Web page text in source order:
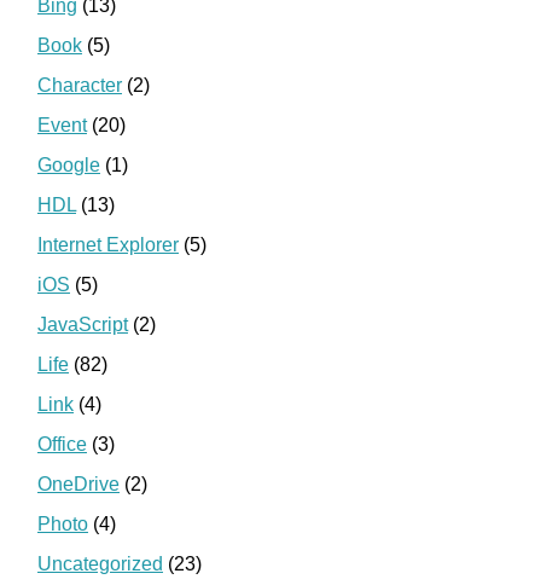
Bing (13)
Book (5)
Character (2)
Event(20)
Google (1)
HDL (13)
Internet Explorer (5)
iOS (5)
JavaScript(2)
Life (82)
Link (4)
Office (3)
OneDrive (2)
Photo (4)
Uncategorized (23)